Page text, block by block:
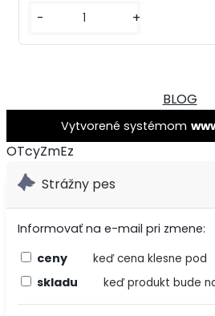
- +
BLOG
Vytvorené systémom
OTcyZmEz
Strážny pes
Informovať na e-mail pri zmene:
ceny
keď cena klesne pod
skladu keď produkt bude